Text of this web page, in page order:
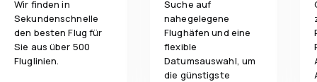
Wir finden in
Sekundenschnelle
den besten Flug für
Sie aus über 500
Fluglinien.
Suche auf
nahegelegene
Flughäfen und eine
flexible
Datumsauswahl, um
die günstigste